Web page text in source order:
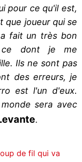
pour ce qu'il est,
que joueur qui se
fait un très bon
dont je me
Ils ne sont pas
des erreurs, je
est l'un d'eux.
sera avec
.
de fil qui va